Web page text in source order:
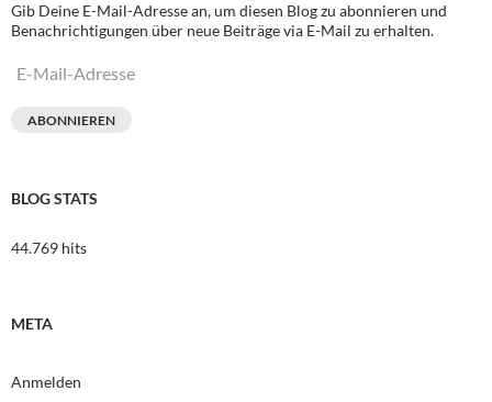
Gib Deine E-Mail-Adresse an, um diesen Blog zu abonnieren und
Benachrichtigungen über neue Beiträge via E-Mail zu erhalten.
E-
ABONNIEREN
BLOG STATS
44.769 hits
META
Anmelden